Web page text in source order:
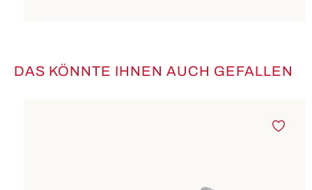
Produktgalerie überspringen
DAS KÖNNTE IHNEN AUCH GEFALLEN